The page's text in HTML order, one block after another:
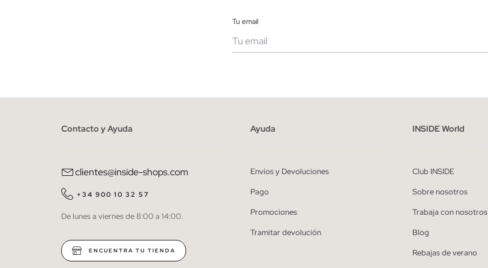
Tu email
* Puedes cancelar la suscripción en cualquier momento.
Contacto y Ayuda
clientes@inside-shops.com
+34 900 10 32 57
De lunes a viernes de 8:00 a 14:00.
ENCUENTRA TU TIENDA
Ayuda
Envíos y Devoluciones
Pago
Promociones
Tramitar devolución
INSIDE World
Club INSIDE
Sobre nosotros
Trabaja con nosotros
Blog
Rebajas de verano